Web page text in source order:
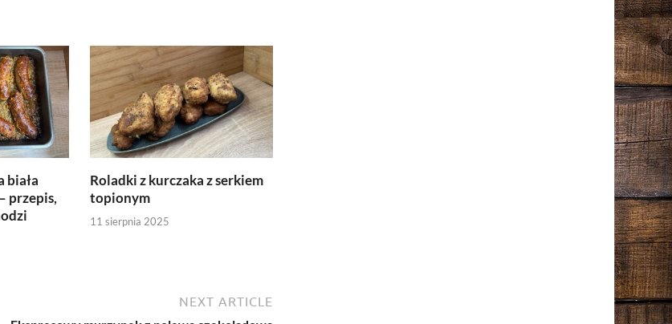
biała
przepis,
Roladki z kurczaka z serkiem
topionym
11 sierpnia 2025
NEXT ARTICLE